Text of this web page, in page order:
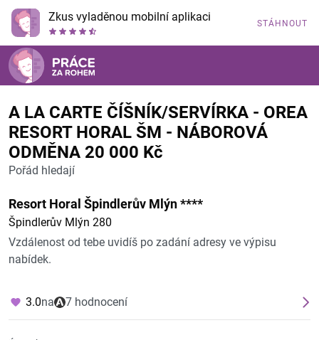
Zkus vyladěnou mobilní aplikaci STÁHNOUT
A LA CARTE ČÍŠNÍK/SERVÍRKA - OREA
RESORT HORAL ŠM - NÁBOROVÁ
ODMĚNA 20 000 Kč
Pořád hledají
Resort Horal Špindlerův Mlýn ****
Špindlerův Mlýn 280
Vzdálenost od tebe uvidíš po zadání adresy ve výpisu
nabídek.
3.0na 7 hodnocení